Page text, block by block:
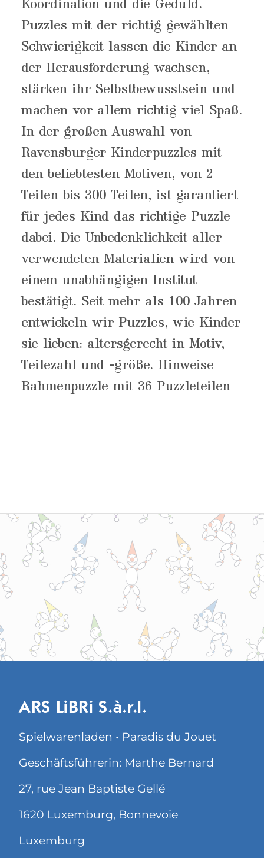
Koordination und die Geduld.
Puzzles mit der richtig gewählten
Schwierigkeit lassen die Kinder an
der Herausforderung wachsen,
stärken ihr Selbstbewusstsein und
machen vor allem richtig viel Spaß.
In der großen Auswahl von
Ravensburger Kinderpuzzles mit
den beliebtesten Motiven, von 2
Teilen bis 300 Teilen, ist garantiert
für jedes Kind das richtige Puzzle
dabei. Die Unbedenklichkeit aller
verwendeten Materialien wird von
einem unabhängigen Institut
bestätigt. Seit mehr als 100 Jahren
entwickeln wir Puzzles, wie Kinder
sie lieben: altersgerecht in Motiv,
Teilezahl und -größe. Hinweise
Rahmenpuzzle mit 36 Puzzleteilen
ARS LiBRi S.à.r.l.
Spielwarenladen • Paradis du Jouet
Geschäftsführerin: Marthe Bernard
27, rue Jean Baptiste Gellé
1620 Luxemburg, Bonnevoie
Luxemburg